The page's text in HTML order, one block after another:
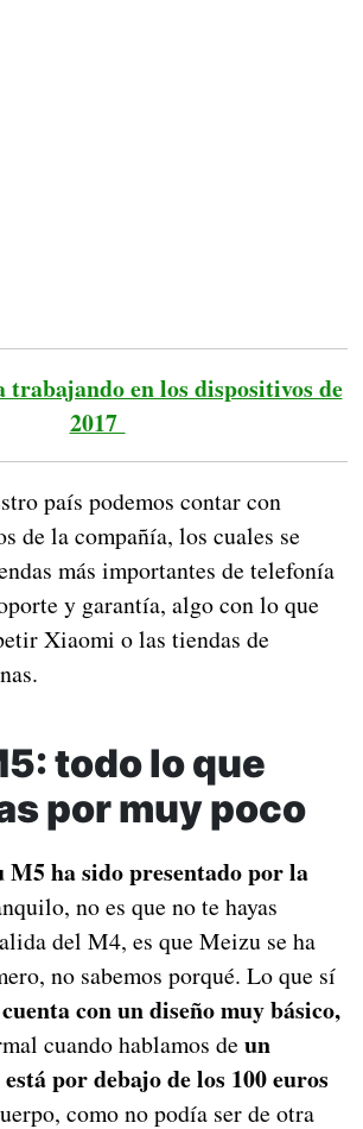
trabajando en los dispositivos de
2017
país podemos contar con
de la compañía, los cuales se
más importantes de telefonía
y garantía, algo con lo que
Xiaomi o las tiendas de
todo lo que
por muy poco
M5 ha sido presentado por la
no es que no te hayas
del M4, es que Meizu se ha
no sabemos porqué. Lo que sí
cuenta con un diseño muy básico,
cuando hablamos de un
por debajo de los 100 euros
como no podía ser de otra